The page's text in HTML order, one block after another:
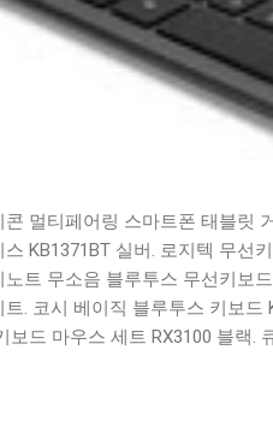
콘 멀티페어링 스마트폰 태블릿
스 KB1371BT 실버. 로지텍 무선
노트 무소음 블루투스 무선키보
트. 코시 베이직 블루투스 키보드
보드 마우스 세트 RX3100 블랙.